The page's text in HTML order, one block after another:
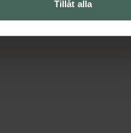
Tillåt alla